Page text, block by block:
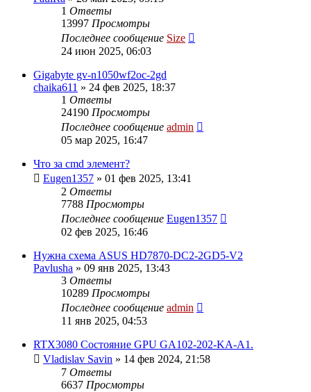
1 Ответы
13997 Просмотры
Последнее сообщение Size
24 июн 2025, 06:03
Gigabyte gv-n1050wf2oc-2gd
chaika611 » 24 фев 2025, 18:37
1 Ответы
24190 Просмотры
Последнее сообщение admin
05 мар 2025, 16:47
Что за cmd элемент?
Eugen1357 » 01 фев 2025, 13:41
2 Ответы
7788 Просмотры
Последнее сообщение Eugen1357
02 фев 2025, 16:46
Нужна схема ASUS HD7870-DC2-2GD5-V2
Pavlusha » 09 янв 2025, 13:43
3 Ответы
10289 Просмотры
Последнее сообщение admin
11 янв 2025, 04:53
RTX3080 Состояние GPU GA102-202-KA-A1.
Vladislav Savin » 14 фев 2024, 21:58
7 Ответы
6637 Просмотры